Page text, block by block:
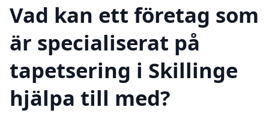
Vad kan ett företag som
är specialiserat på
tapetsering i Skillinge
hjälpa till med?